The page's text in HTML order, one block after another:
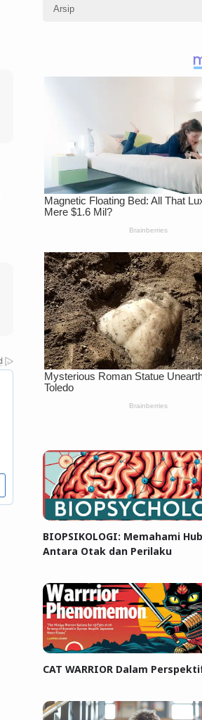
BIOPSIKOLOGI: Memahami
Antara Otak dan Perilaku
CAT WARRIOR Dalam